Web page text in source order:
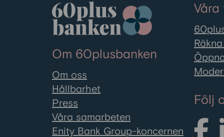
Om 60plusbanken
Om oss
Hållbarhet
Press
Våra samarbeten
Enity Bank Group-koncernen
Följ